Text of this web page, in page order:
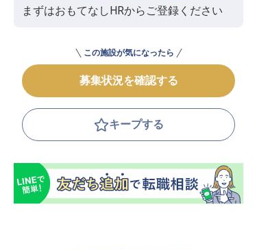
まずはおもてなしHRからご登録ください
この施設が気になったら
募集状況を確認する
キープする